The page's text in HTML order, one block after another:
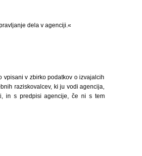
dela v agenciji.«
v zbirko podatkov o izvajalcih
raziskovalcev, ki ju vodi agencija,
in s predpisi agencije, če ni s tem